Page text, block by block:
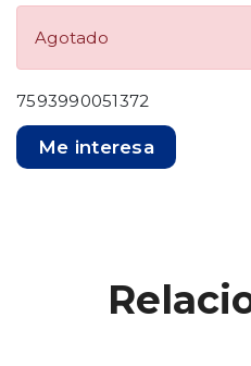
Agotado
7593990051372
Me interesa